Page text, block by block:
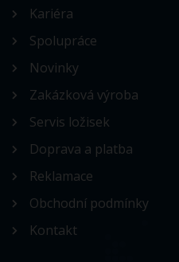
Kariéra
Spolupráce
Novinky
Zakázková výroba
Servis ložisek
Doprava a platba
Reklamace
Obchodní podmínky
Kontakt